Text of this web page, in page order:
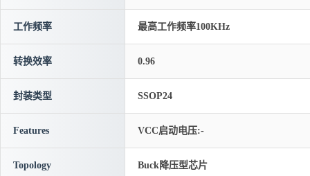
工作频率 最高工作频率100KHz
转换效率 0.96
封装类型 SSOP24
Features VCC启动电压:-
Topology Buck降压型芯片